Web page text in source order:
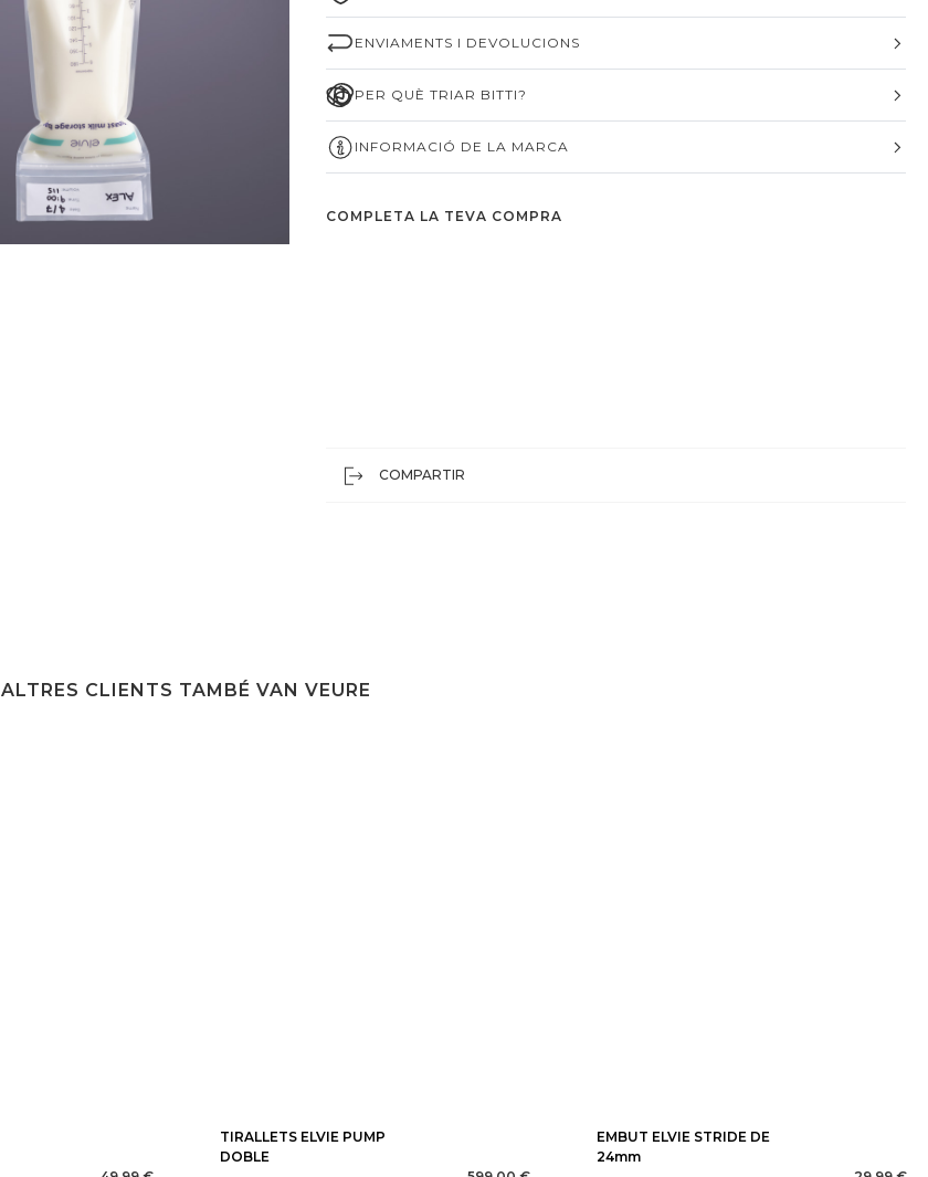
ENVIAMENTS I DEVOLUCIONS
PER QUÈ TRIAR BITTI?
INFORMACIÓ DE LA MARCA
COMPLETA LA TEVA COMPRA
COMPARTIR
ALTRES CLIENTS TAMBÉ VAN VEURE
TIRALLETS ELVIE PUMP
DOBLE
EMBUT ELVIE STRIDE DE
24mm